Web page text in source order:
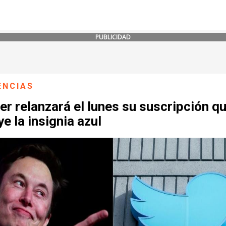
PUBLICIDAD
relanzará el lunes su suscripción
la insignia azul